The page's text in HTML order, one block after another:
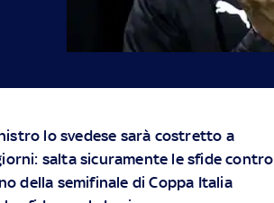
lo svedese sarà costretto a
salta sicuramente le sfide contro
della semifinale di Coppa Italia